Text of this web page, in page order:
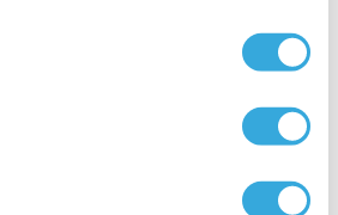
close in en close up
Heb je een goed beeld gekregen
hebt? Bekijk dan ook eens onze